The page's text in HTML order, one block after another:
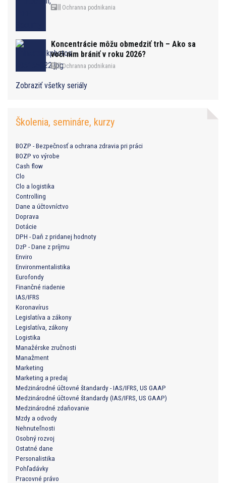
Ochranna podnikania
Koncentrácie môžu obmedziť trh – Ako sa
voči nim brániť v roku 2026?
Ochranna podnikania
Zobraziť všetky seriály
Školenia, semináre, kurzy
BOZP - Bezpečnosť a ochrana zdravia pri práci
BOZP vo výrobe
Cash flow
Clo
Clo a logistika
Controlling
Dane a účtovníctvo
Doprava
Dotácie
DPH - Daň z pridanej hodnoty
DzP - Dane z príjmu
Enviro
Environmentalistika
Eurofondy
Finančné riadenie
IAS/IFRS
Koronavírus
Legislatíva a zákony
Legislatíva, zákony
Logistika
Manažérske zručnosti
Manažment
Marketing
Marketing a predaj
Medzinárodné účtovné štandardy - IAS/IFRS, US GAAP
Medzinárodné účtovné štandardy (IAS/IFRS, US GAAP)
Medzinárodné zdaňovanie
Mzdy a odvody
Nehnuteľnosti
Osobný rozvoj
Ostatné dane
Personalistika
Pohľadávky
Pracovné právo